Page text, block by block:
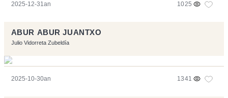
2025-12-31an 1025
ABUR ABUR JUANTXO
Julio Vidorreta Zubeldía
2025-10-30an 1341